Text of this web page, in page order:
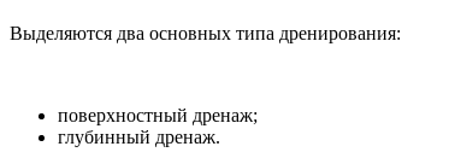
Выделяются два основных типа дренирования:
поверхностный дренаж;
глубинный дренаж.